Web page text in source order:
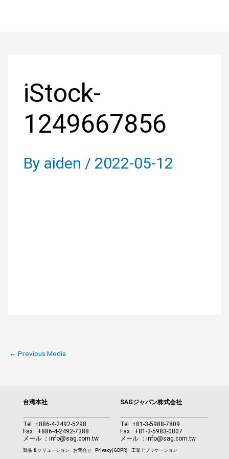
iStock-
1249667856
By aiden / 2022-05-12
← Previous Media
台湾本社
Tel :+886-4-2492-5298
Fax : +886-4-2492-7388
メール ： info@sag.com.tw
SAGジャパン株式会社
Tel :+81-3-5988-7809
Fax : +81-3-5983-0807
メール ：info@sag.com.tw
製品 & ソリューション お問合せ Privacy(GDPR) 工業アプリケーション